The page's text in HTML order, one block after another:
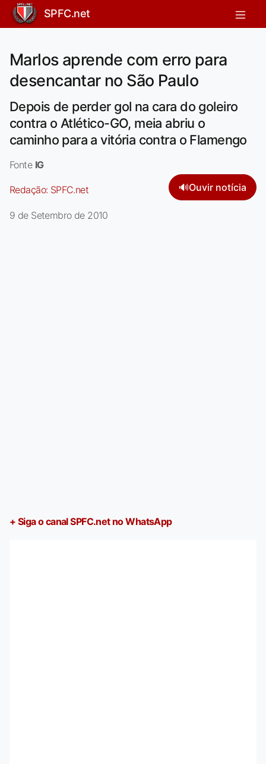
SPFC.net
Marlos aprende com erro para
desencantar no São Paulo
Depois de perder gol na cara do goleiro
contra o Atlético-GO, meia abriu o
caminho para a vitória contra o Flamengo
Fonte IG
Redação: SPFC.net 🔊Ouvir notícia
9 de Setembro de 2010
+ Siga o canal SPFC.net no WhatsApp